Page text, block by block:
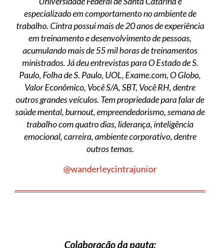
especializado em comportamento no ambiente de
trabalho. Cintra possui mais de 20 anos de experiência
em treinamento e desenvolvimento de pessoas,
acumulando mais de 55 mil horas de treinamentos
ministrados. Já deu entrevistas para O Estado de S.
Paulo, Folha de S. Paulo, UOL, Exame.com, O Globo,
Valor Econômico, Você S/A, SBT, Você RH, dentre
outros grandes veículos. Tem propriedade para falar de
saúde mental, burnout, empreendedorismo, semana de
trabalho com quatro dias, liderança, inteligência
emocional, carreira, ambiente corporativo, dentre
outros temas.
@wanderleycintrajunior
Colaboração da pauta: